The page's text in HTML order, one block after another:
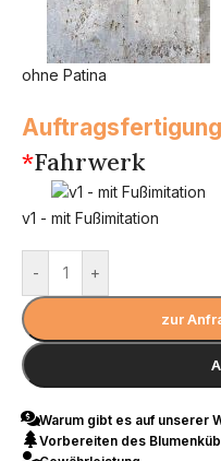
ohne Patina
*Fahrwerk
v1 - mit Fußimitation
- +
zur
Warum gibt es auf unserer
Vorbereiten des